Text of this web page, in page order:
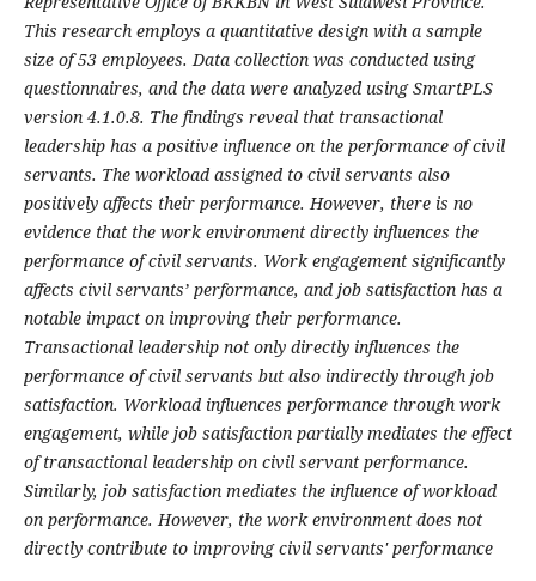
This research employs a quantitative design with a sample
size of 53 employees. Data collection was conducted using
questionnaires, and the data were analyzed using SmartPLS
version 4.1.0.8. The findings reveal that transactional
leadership has a positive influence on the performance of civil
servants. The workload assigned to civil servants also
positively affects their performance. However, there is no
evidence that the work environment directly influences the
performance of civil servants. Work engagement significantly
affects civil servants’ performance, and job satisfaction has a
notable impact on improving their performance.
Transactional leadership not only directly influences the
performance of civil servants but also indirectly through job
satisfaction. Workload influences performance through work
engagement, while job satisfaction partially mediates the effect
of transactional leadership on civil servant performance.
Similarly, job satisfaction mediates the influence of workload
on performance. However, the work environment does not
directly contribute to improving civil servants' performance